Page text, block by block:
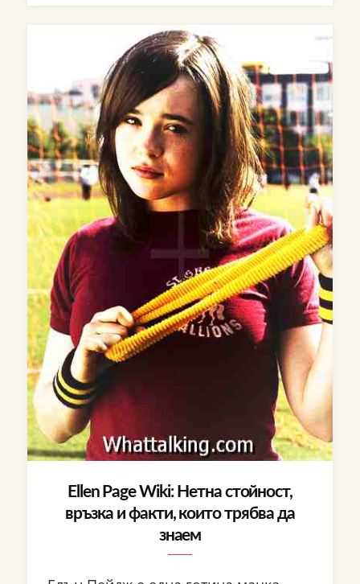
Ellen Page Wiki: Нетна стойност,
връзка и факти, които трябва да
знаем